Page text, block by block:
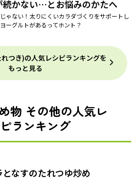
続かない…とお悩みのかたへ
ゃない！太りにくいカラダづくりをサポートし
ーグルトがあるってホント？
つき)の人気レシピランキングを
もっと見る
物 その他の人気レ
ランキング
なすのたれつゆ炒め